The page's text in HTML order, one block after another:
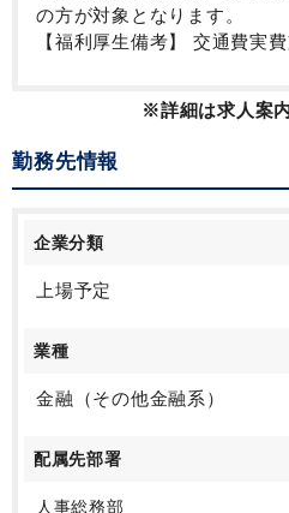
の方が対象となります。
【福利厚生備考】 交通費実
※詳細は求人案
勤務先情報
企業分類
上場予定
業種
金融（その他金融系）
配属先部署
人事総務部